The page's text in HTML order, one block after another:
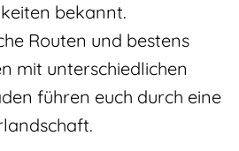
bekannt.
Routen und bestens
mit unterschiedlichen
führen euch durch eine